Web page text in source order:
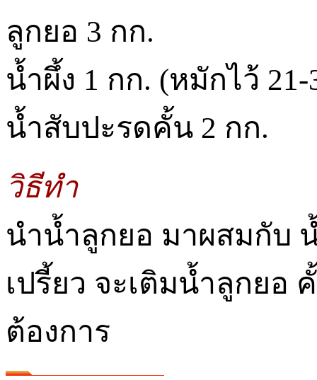
ลูกยอ 3 กก.
น้ำผึ้ง 1 กก. (หมักไว้ 21-
น้ำสับปะรดคั้น 2 กก.
วิธีทำ
นำน้ำลูกยอ มาผสมกับ
เปรี้ยว จะเติมน้ำลูกยอ
ต้องการ